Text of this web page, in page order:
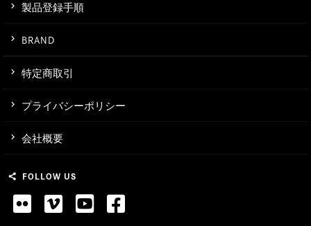
製品登録手順
BRAND
特定商取引
プライバシーポリシー
会社概要
share FOLLOW US